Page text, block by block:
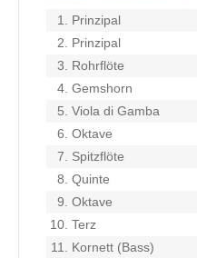
1. Prinzipal
2.
Prinzipal
3.
Rohrflöte
4. Gemshorn
5. Viola di Gamba
6. Oktave
7.
Spitzflöte
8. Quinte
9. Oktave
10. Terz
11.
Kornett (Bass)